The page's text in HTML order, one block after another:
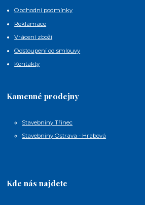
Obchodní podmínky
Reklamace
Vrácení zboží
Odstoupení od smlouvy
Kontakty
Kamenné prodejny
Stavebniny Třinec
Stavebniny Ostrava - Hrabová
Kde nás najdete